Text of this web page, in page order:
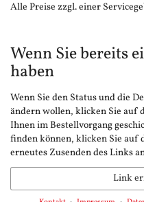
Alle Preise zzgl. einer
Wenn Sie bereits
haben
Wenn Sie den Status und die
ändern wollen, klicken Sie auf
Ihnen im Bestellvorgang
finden können, klicken Sie auf
erneutes Zusenden des Links
Link